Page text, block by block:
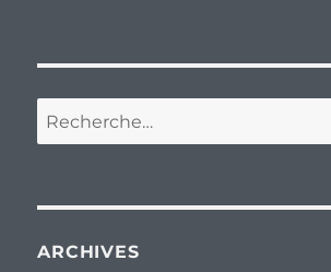
Recherche
pour :
ARCHIVES